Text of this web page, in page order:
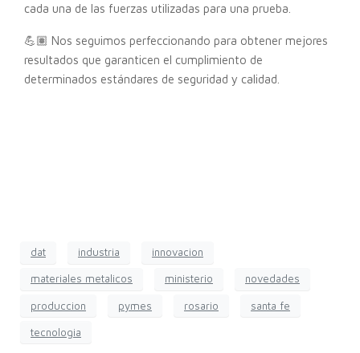
cada una de las fuerzas utilizadas para una prueba.
💪🏽 Nos seguimos perfeccionando para obtener mejores
resultados que garanticen el cumplimiento de
determinados estándares de seguridad y calidad.
dat industria innovacion
materiales metalicos ministerio novedades
produccion pymes rosario santa fe
tecnologia